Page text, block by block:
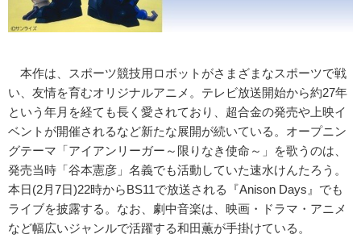
本作は、スポーツ競技用ロボットがさまざまなスポーツで戦
い、友情を育むオリジナルアニメ。テレビ放送開始から約27年
という年月を経ても長く愛されており、超合金の発売や上映イ
ベントが開催されるなど新たな展開が続いている。オープニン
グテーマ「アイアンリーガー～限りなき使命～」を歌うのは、
発売当時「谷本憲彦」名義でも活動していた速水けんたろう。
本日(2月7日)22時からBS11で放送される『Anison Days』でも
ライブを披露する。なお、劇中音楽は、映画・ドラマ・アニメ
など幅広いジャンルで活躍する和田薫が手掛けている。